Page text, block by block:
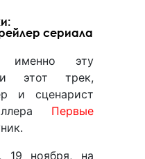
сериала
именно эту
и этот трек,
и сценарист
Первые
19 ноября, на